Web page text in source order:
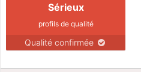
Sérieux
profils de qualité
Qualité confirmée